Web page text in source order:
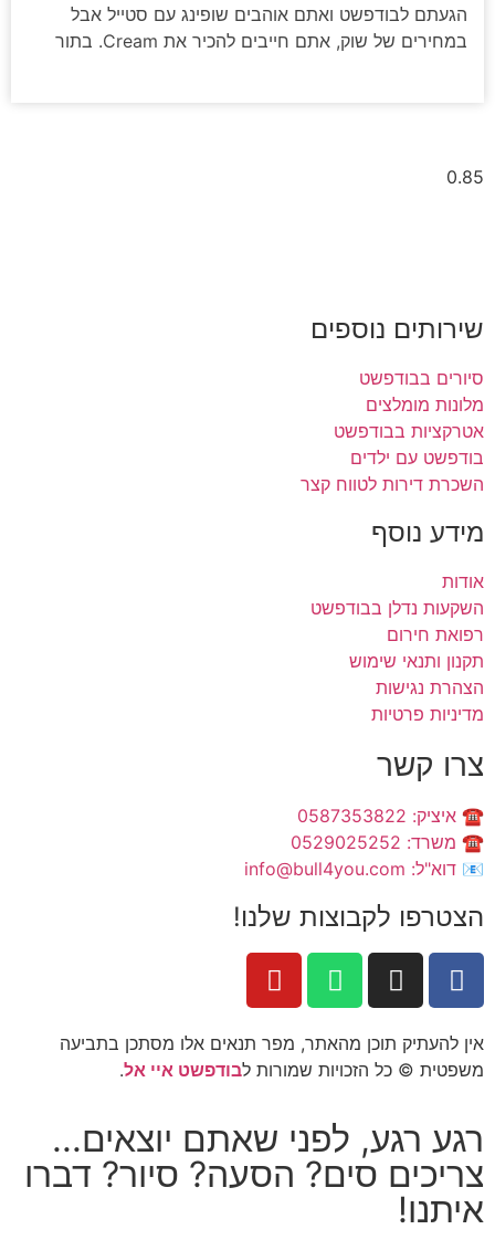
הגעתם לבודפשט ואתם אוהבים שופינג עם סטייל אבל
במחירים של שוק, אתם חייבים להכיר את Cream. בתור
שירותים נוספים
סיורים בבודפשט
מלונות מומלצים
אטרקציות בבודפשט
בודפשט עם ילדים
השכרת דירות לטווח קצר
מידע נוסף
אודות
השקעות נדלן בבודפשט
רפואת חירום
תקנון ותנאי שימוש
הצהרת נגישות
מדיניות פרטיות
צרו קשר
☎️ איציק: 0587353822
☎️ משרד: 0529025252
📧 דוא"ל: info@bull4you.com
הצטרפו לקבוצות שלנו!
אין להעתיק תוכן מהאתר, מפר תנאים אלו מסתכן בתביעה
משפטית © כל הזכויות שמורות לבודפשט איי אל.
רגע רגע, לפני שאתם יוצאים...
צריכים סים? הסעה? סיור? דברו
איתנו!